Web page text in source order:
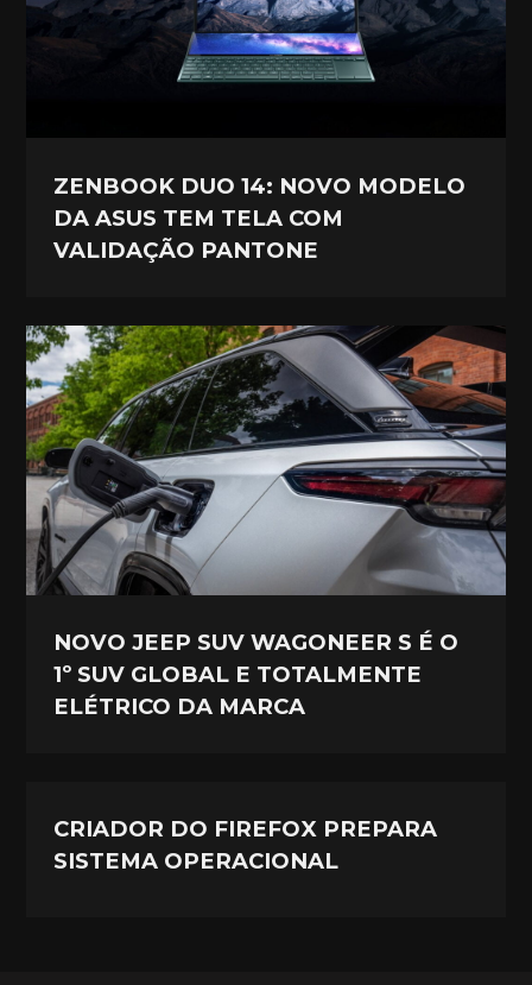
ZENBOOK DUO 14: NOVO MODELO
DA ASUS TEM TELA COM
VALIDAÇÃO PANTONE
NOVO JEEP SUV WAGONEER S É O
1º SUV GLOBAL E TOTALMENTE
ELÉTRICO DA MARCA
CRIADOR DO FIREFOX PREPARA
SISTEMA OPERACIONAL